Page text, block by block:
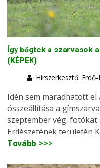
Így bőgtek a szarvasok
(KÉPEK)
Hírszerkesztő:
Idén sem maradhatott
összeállítása a
szeptember végi fotókat
Erdészetének területén
Tovább >>>